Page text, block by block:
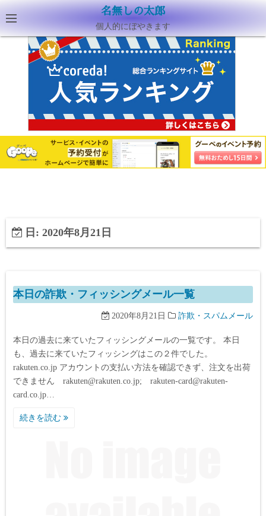
名無しの太郎
個人的にぼやきます
日: 2020年8月21日
本日の詐欺・フィッシングメール一覧
2020年8月21日 詐欺・スパムメール
本日の過去に来ていたフィッシングメールの一覧です。 本日
も、過去に来ていたフィッシングはこの２件でした。
rakuten.co.jp アカウントの支払い方法を確認できず、注文を出荷
できません rakuten@rakuten.co.jp; rakuten-card@rakuten-
card.co.jp…
続きを読む